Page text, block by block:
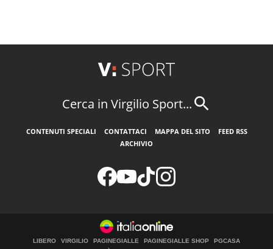
Cerca in Virgilio Sport...
CONTENUTI SPECIALI CONTATTACI MAPPA DEL SITO
FEED RSS
ARCHIVIO
LIBERO VIRGILIO PAGINEGIALLE PAGINEGIALLE SHOP
PGCASA